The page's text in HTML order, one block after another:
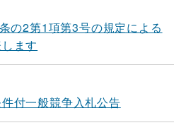
の2第1項第3号の規定による
ます
付一般競争入札公告